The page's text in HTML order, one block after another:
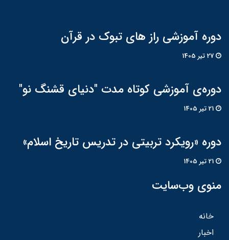
دوره آموزشی راز های تبوک در قرآن
دوره‌ی آموزشی کوتاه مدت "دنیای قشنگ نو"
دوره «رویکرد تربیتی در تدریس تاریخ اسلام»
منوی وب‌سایت
خانه
اخبار